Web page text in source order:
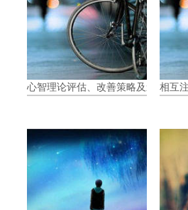
心智理论评估、改善策略及影响相互